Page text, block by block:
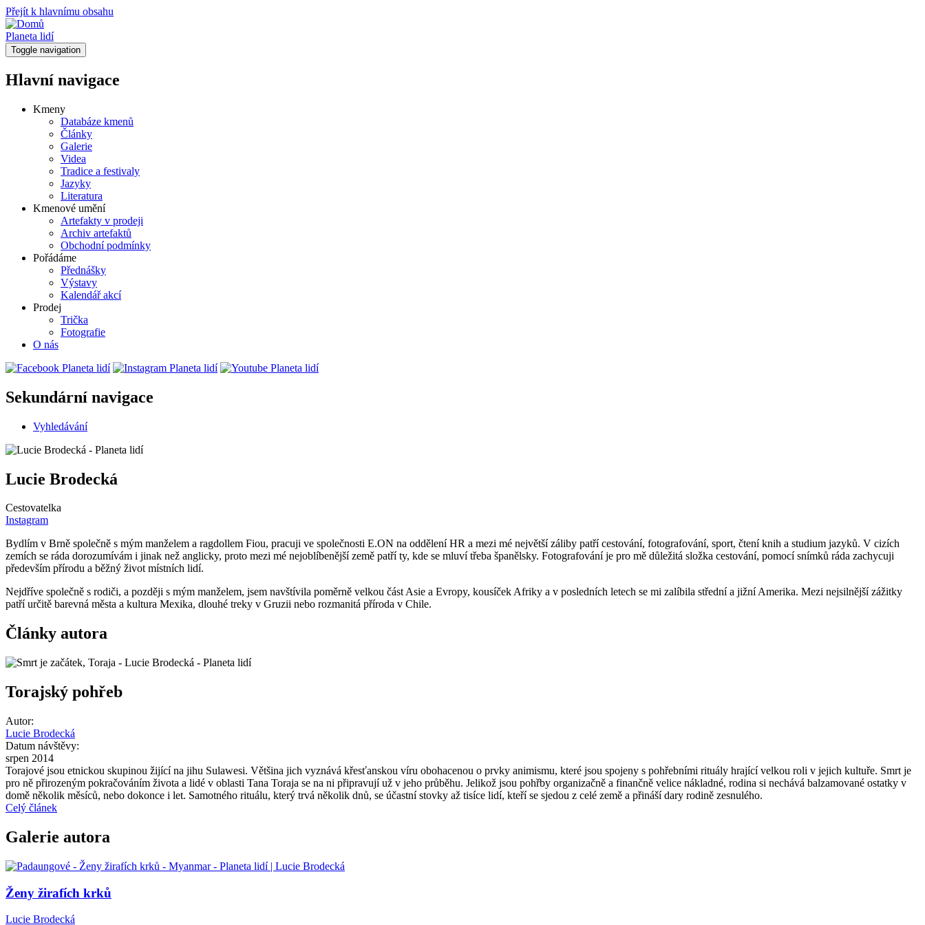
Přejít k hlavnímu obsahu
Planeta lidí
Toggle navigation
Hlavní navigace
Kmeny
Databáze kmenů
Články
Galerie
Videa
Tradice a festivaly
Jazyky
Literatura
Kmenové umění
Artefakty v prodeji
Archiv artefaktů
Obchodní podmínky
Pořádáme
Přednášky
Výstavy
Kalendář akcí
Prodej
Trička
Fotografie
O nás
Sekundární navigace
Vyhledávání
Lucie Brodecká
Cestovatelka
Instagram
Bydlím v Brně společně s mým manželem a ragdollem Fiou, pracuji ve společnosti E.ON na oddělení HR a mezi mé největší záliby patří cestování, fotografování, sport, čtení knih a studium jazyků. V cizích
zemích se ráda dorozumívám i jinak než anglicky, proto mezi mé nejoblíbenější země patří ty, kde se mluví třeba španělsky. Fotografování je pro mě důležitá složka cestování, pomocí snímků ráda zachycuji
především přírodu a běžný život místních lidí.
Nejdříve společně s rodiči, a později s mým manželem, jsem navštívila poměrně velkou část Asie a Evropy, kousíček Afriky a v posledních letech se mi zalíbila střední a jižní Amerika. Mezi nejsilnější zážitky
patří určitě barevná města a kultura Mexika, dlouhé treky v Gruzii nebo rozmanitá příroda v Chile.
Články autora
Torajský pohřeb
Autor:
Lucie Brodecká
Datum návštěvy:
srpen 2014
Torajové jsou etnickou skupinou žijící na jihu Sulawesi. Většina jich vyznává křesťanskou víru obohacenou o prvky animismu, které jsou spojeny s pohřebními rituály hrající velkou roli v jejich kultuře. Smrt je
pro ně přirozeným pokračováním života a lidé v oblasti Tana Toraja se na ni připravují už v jeho průběhu. Jelikož jsou pohřby organizačně a finančně velice nákladné, rodina si nechává balzamované ostatky v
domě několik měsíců, nebo dokonce i let. Samotného rituálu, který trvá několik dnů, se účastní stovky až tisíce lidí, kteří se sjedou z celé země a přináší dary rodině zesnulého.
Celý článek
Galerie autora
Ženy žirafích krků
Lucie Brodecká